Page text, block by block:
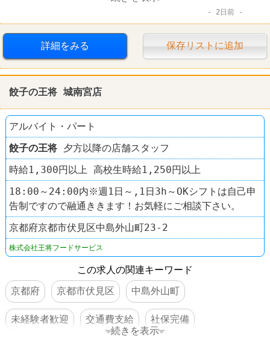
2日前
詳細をみる 保存リストに追加
餃子の王将 城南宮店
アルバイト・パート
餃子の王将 夕方以降の店舗スタッフ
時給1,300円以上 高校生時給1,250円以上
18:00～24:00内※週1日～,1日3h～OKシフトは自己申
告制ですので融通ききます！お気軽にご相談下さい。
京都府京都市伏見区中島外山町23-2
株式会社王将フードサービス
この求人の関連キーワード
京都府
京都市伏見区 中島外山町
未経験者歓迎 交通費支給 社保完備
続きを表示